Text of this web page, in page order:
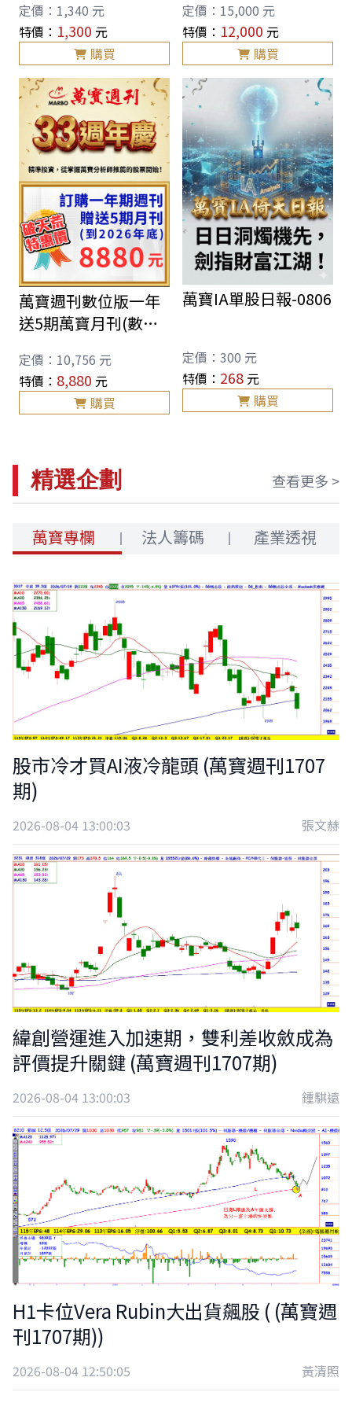
定價： 1,340 元
特價： 1,300 元
購買
定價： 15,000 元
特價： 12,000 元
購買
萬寶週刊數位版一年
送5期萬寶月刊(數位
定價： 10,756 元
特價： 8,880 元
購買
萬寶IA單股日報-0806
定價： 300 元
特價： 268 元
購買
精選企劃 查看更多 >
萬寶專欄 法人籌碼 產業透視
股市冷才買AI液冷龍頭 (萬寶週刊1707
期)
2026-08-04 13:00:03 張文赫
緯創營運進入加速期，雙利差收斂成為
評價提升關鍵 (萬寶週刊1707期)
2026-08-04 13:00:03 鍾騏遠
H1卡位Vera Rubin大出貨飆股 ( (萬寶週
刊1707期))
2026-08-04 12:50:05 黃清照